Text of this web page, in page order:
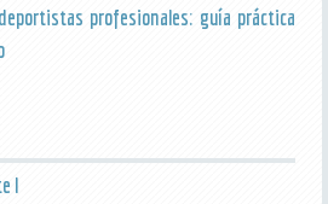
profesionales: guía práctica
I